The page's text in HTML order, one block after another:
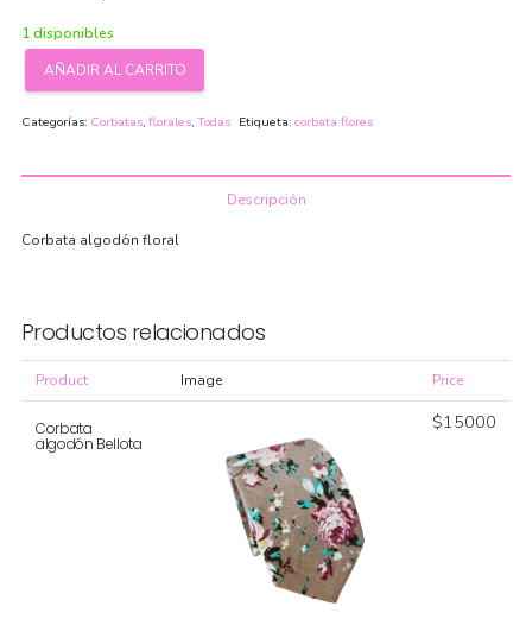
1 disponibles
Corbata
Junco
AÑADIR AL CARRITO
Categorías: Corbatas, florales, Todas Etiqueta: corbata flores
Descripción
Corbata algodón floral
Productos relacionados
Product Image Price
Corbata
algodón Bellota
$15000